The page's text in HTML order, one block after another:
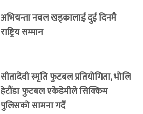
अभियन्ता नवल खड्कालाई दुई दिनमै
राष्ट्रिय सम्मान
सीतादेवी स्मृति फुटबल प्रतियोगिता, भोलि
हेटौंडा फुटबल एकेडेमीले सिक्किम
पुलिसको सामना गर्दै